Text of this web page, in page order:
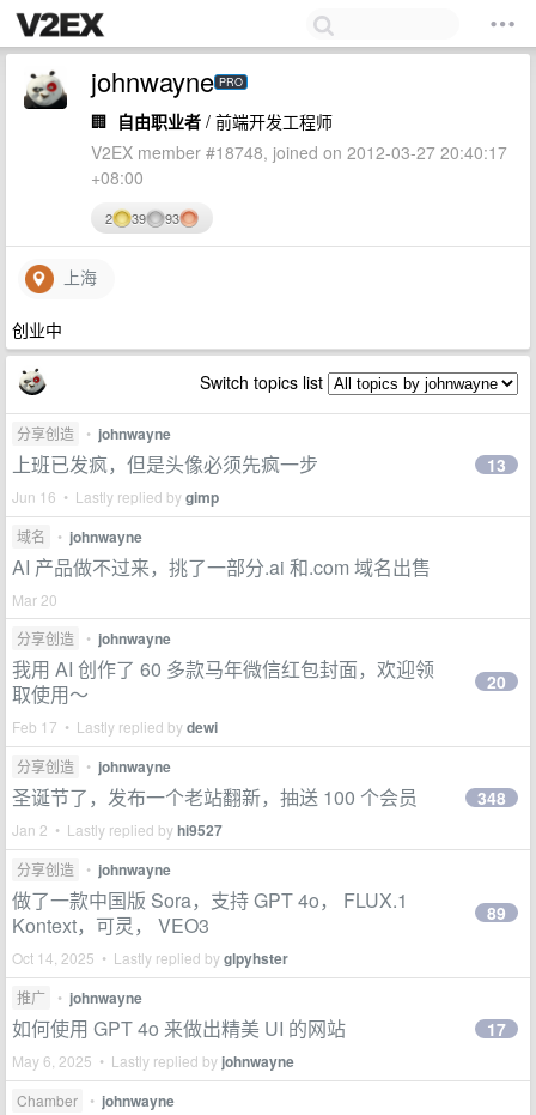
johnwayne PRO
🏢 自由职业者 / 前端开发工程师
V2EX member #18748, joined on 2012-03-27 20:40:17
+08:00
2 39 93
上海
创业中
Switch topics list
分享创造 • johnwayne
上班已发疯，但是头像必须先疯一步
Jun 16 • Lastly replied bygimp
13
域名 • johnwayne
AI 产品做不过来，挑了一部分.ai 和.com 域名出售
Mar 20
分享创造
• johnwayne
我用 AI 创作了 60 多款马年微信红包封面，欢迎领
取使用～
Feb 17 • Lastly replied bydewi
20
分享创造 • johnwayne
圣诞节了，发布一个老站翻新，抽送 100 个会员
Jan 2 • Lastly replied byhi9527
348
分享创造 • johnwayne
做了一款中国版 Sora，支持 GPT 4o， FLUX.1
Kontext，可灵， VEO3
Oct 14, 2025 • Lastly replied byglpyhster
89
推广 • johnwayne
如何使用 GPT 4o 来做出精美 UI 的网站
May 6, 2025 • Lastly replied by johnwayne
17
Chamber • johnwayne